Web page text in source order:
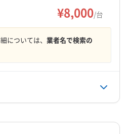
板野郡北島町
県) 岡山市中区
坂出市
(香川県) 三豊市
能です。有料駐車場代金
業で快適な空間づくりを
¥8,000/台
については、 業者名で検索の